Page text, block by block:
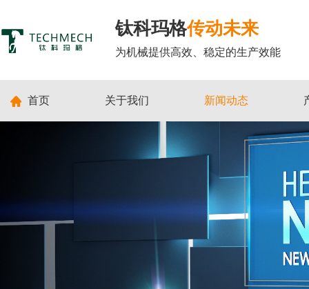
钛科玛格传动未来
为机械提供高效、稳定的生产效能
首页 关于我们 新闻动态